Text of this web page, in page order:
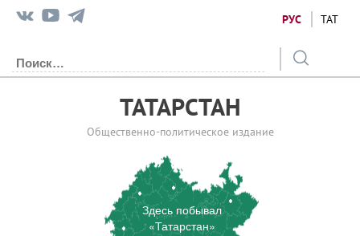
РУС ТАТ
ТАТАРСТАН
Общественно-политическое издание
Здесь побывал
«Татарстан»